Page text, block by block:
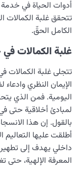
أدوات الحياة في خدمة
تتحقق غلبة الكمالات
الكامل الحقّ.
غلبة الكمالات
تتجلى غلبة الكمالات
الإيمان النظري
اليومية. فمن الذي
لمبادئ أخلاقية حتى
بالقول. إن هذا
أطلقت عليها
داخلي يهدف إلى تطهير
المعرفة الإلهية،